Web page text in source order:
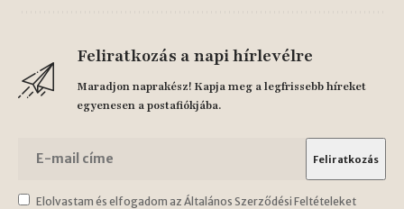
Feliratkozás a napi hírlevélre
Maradjon naprakész! Kapja meg a legfrissebb híreket
egyenesen a postafiókjába.
Elolvastam és elfogadom az Általános Szerződési Feltételeket